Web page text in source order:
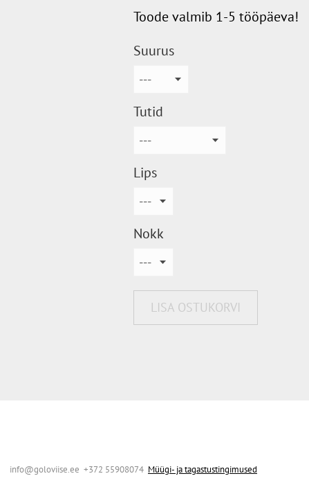
Toode valmib 1-5 tööpäeva!
Suurus
Tutid
Lips
Nokk
LISA OSTUKORVI
info@goloviise.ee +372 55908074 Müügi- ja tagastustingimused